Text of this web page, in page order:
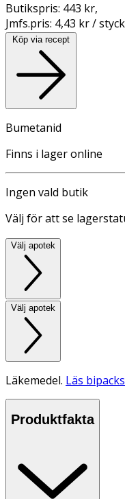
Butikspris: 443 kr,
Jmfs.pris: 4,43 kr / styck
Köp via recept
Bumetanid
Finns i lager online
Ingen vald butik
Välj för att se
Välj apotek
Välj apotek
Läkemedel. Läs
Produktfakta